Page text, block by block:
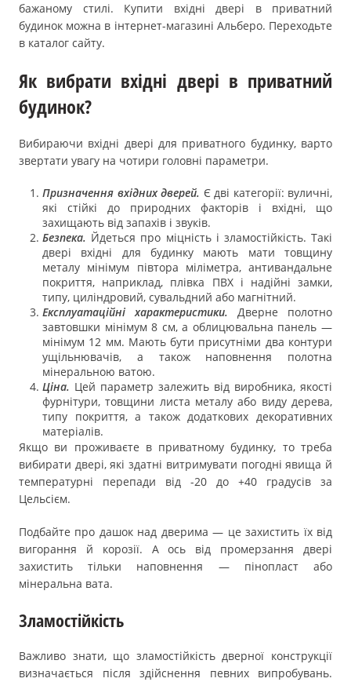
бажаному стилі. Купити вхідні двері в приватний
будинок можна в інтернет-магазині Альберо. Переходьте
в каталог сайту.
Як вибрати вхідні двері в приватний
будинок?
Вибираючи вхідні двері для приватного будинку, варто
звертати увагу на чотири головні параметри.
Призначення вхідних дверей. Є дві категорії: вуличні,
які стійкі до природних факторів і вхідні, що
захищають від запахів і звуків.
Безпека. Йдеться про міцність і зламостійкість. Такі
двері вхідні для будинку мають мати товщину
металу мінімум півтора міліметра, антивандальне
покриття, наприклад, плівка ПВХ і надійні замки,
типу, циліндровий, сувальдний або магнітний.
Експлуатаційні характеристики. Дверне полотно
завтовшки мінімум 8 см, а облицювальна панель —
мінімум 12 мм. Мають бути присутніми два контури
ущільнювачів, а також наповнення полотна
мінеральною ватою.
Ціна. Цей параметр залежить від виробника, якості
фурнітури, товщини листа металу або виду дерева,
типу покриття, а також додаткових декоративних
матеріалів.
Якщо ви проживаєте в приватному будинку, то треба
вибирати двері, які здатні витримувати погодні явища й
температурні перепади від -20 до +40 градусів за
Цельсієм.
Подбайте про дашок над дверима — це захистить їх від
вигорання й корозії. А ось від промерзання двері
захистить тільки наповнення — пінопласт або
мінеральна вата.
Зламостійкість
Важливо знати, що зламостійкість дверної конструкції
визначається після здійснення певних випробувань.